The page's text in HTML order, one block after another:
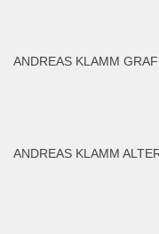
ANDREAS KLAMM
ANDREAS KLAMM